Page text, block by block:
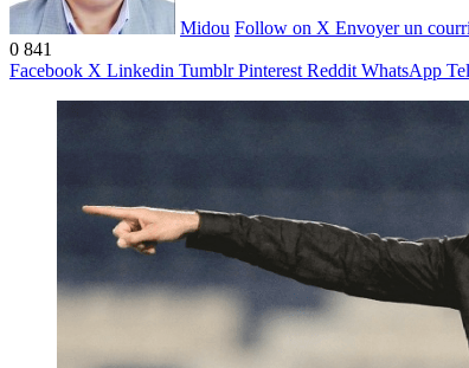
Midou Follow on X Envoyer un
0 841
Facebook X Linkedin Tumblr Pinterest Reddit WhatsApp